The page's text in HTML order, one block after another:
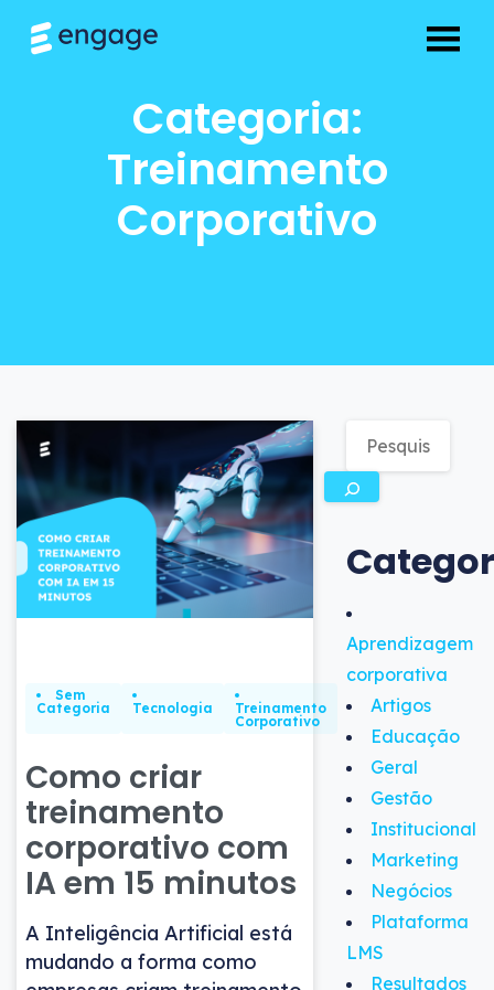
Como criar
Categoria:
Treinamento
Corporativo
Sem
Categoria
Tecnologia
Treinamento
Corporativo
Como criar
treinamento
corporativo com
IA em 15 minutos
A Inteligência Artificial está
mudando a forma como
Aprendizagem
corporativa
Artigos
Educação
Geral
Gestão
Institucional
Marketing
Negócios
Plataforma
LMS
Resultados